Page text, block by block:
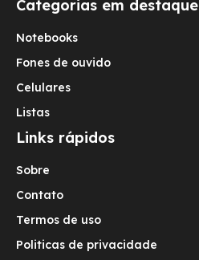
Categorias em destaque
Notebooks
Fones de ouvido
Celulares
Listas
Links rápidos
Sobre
Contato
Termos de uso
Politicas de privacidade